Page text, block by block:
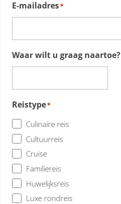
E-mailadres*
Waar wilt u graag naartoe?
Reistype*
Culinaire reis
Cultuurreis
Cruise
Familiereis
Huwelijksreis
Luxe rondreis